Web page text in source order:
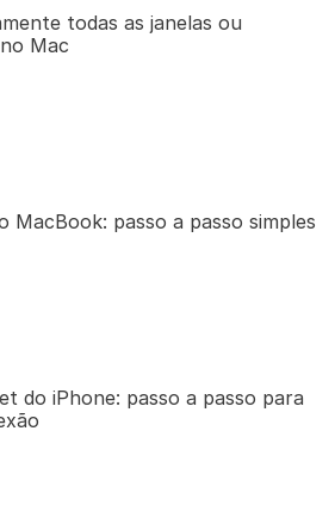
todas as janelas ou
Mac
MacBook: passo a passo simples
do iPhone: passo a passo para